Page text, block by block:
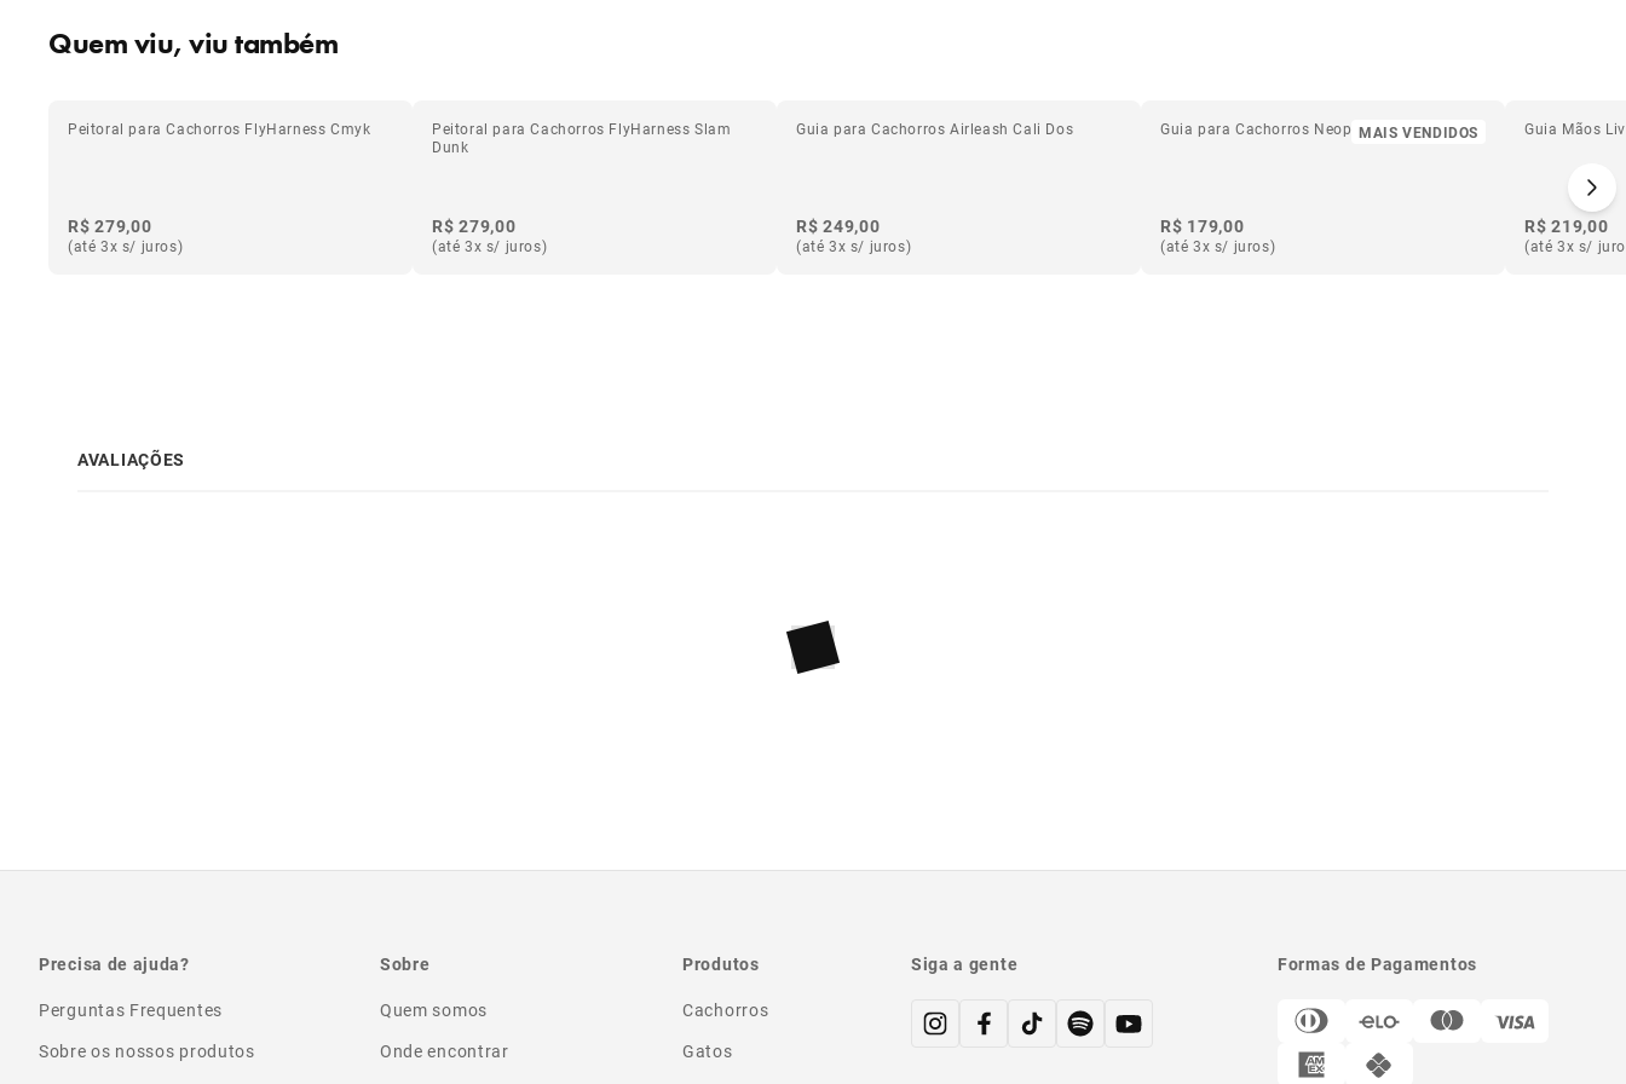
Quem viu, viu também
Peitoral para Cachorros FlyHarness Cmyk
R$ 279,00
(até 3x s/ juros)
Peitoral para Cachorros FlyHarness Slam
Dunk
R$ 279,00
(até 3x s/ juros)
Guia para Cachorros Airleash Cali Dos
R$ 249,00
(até 3x s/ juros)
MAIS VENDIDOS
Guia para Cachorros Neopro Bubblegum
R$ 179,00
(até 3x s/ juros)
Guia Mãos
R$ 219,00
(até 3x s/
AVALIAÇÕES
Precisa de ajuda?
Perguntas Frequentes
Sobre os nossos produtos
Sobre
Quem somos
Onde encontrar
Produtos
Cachorros
Gatos
Siga a gente Formas de Pagamentos